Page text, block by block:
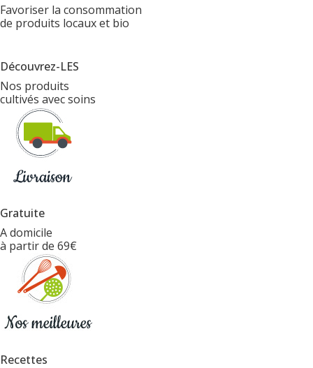
Favoriser la consommation
de produits locaux et bio
Découvrez-LES
Nos produits
cultivés avec soins
Gratuite
A domicile
à partir de 69€
Recettes